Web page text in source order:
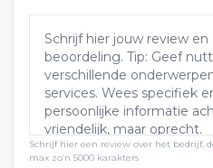
Schrijf hier een review over het bedrijf,
max zo’n 5000 karakters